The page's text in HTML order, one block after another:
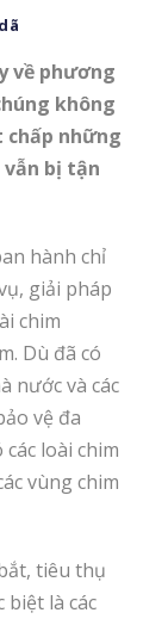
về phương
không
chấp những
bị tận
hành chỉ
giải pháp
chim
Dù đã có
nước và các
vệ đa
loài chim
vùng chim
tiêu thụ
biệt là các